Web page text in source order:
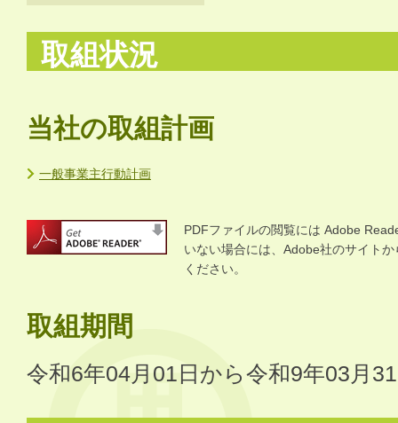
取組状況
当社の取組計画
一般事業主行動計画
PDFファイルの閲覧には Adobe
いない場合には、Adobe社のサイト
ください。
取組期間
令和6年04月01日から令和9年03月